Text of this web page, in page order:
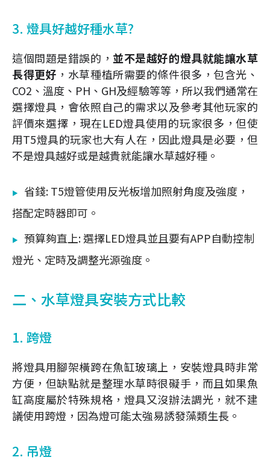
3. 燈具好越好種水草?
這個問題是錯誤的， 並不是越好的燈具就能讓水草
長得更好 ，水草種植所需要的條件很多，包含光、
CO2、溫度、PH、GH及經驗等等，所以我們通常在
選擇燈具，會依照自己的需求以及參考其他玩家的
評價來選擇，現在LED燈具使用的玩家很多，但使
用T5燈具的玩家也大有人在，因此燈具是必要，但
不是燈具越好或是越貴就能讓水草越好種。
省錢: T5燈管使用反光板增加照射角度及強度，
搭配定時器即可。
預算夠直上: 選擇LED燈具並且要有APP自動控制
燈光、定時及調整光源強度。
二、水草燈具安裝方式比較
1. 跨燈
將燈具用腳架橫跨在魚缸玻璃上，安裝燈具時非常
方便，但缺點就是整理水草時很礙手，而且如果魚
缸高度屬於特殊規格，燈具又沒辦法調光，就不建
議使用跨燈，因為燈可能太強易誘發藻類生長。
2. 吊燈